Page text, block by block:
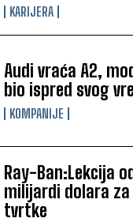
KARIJERA
Audi vraća A2,
bio ispred svog
KOMPANIJE
Ray-Ban:Lekcija
milijardi dolara
tvrtke